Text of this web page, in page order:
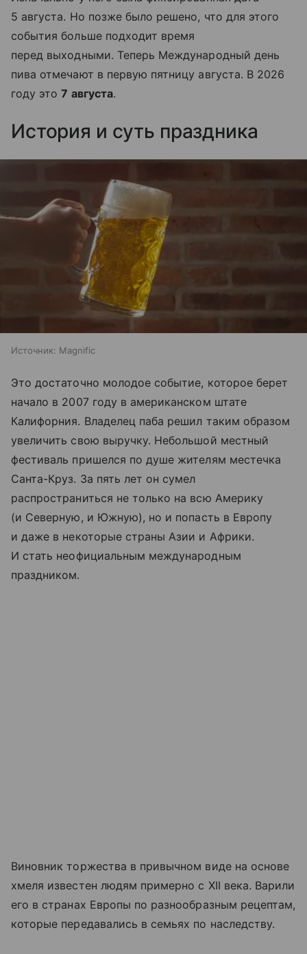
5 августа. Но позже было решено, что для этого
события больше подходит время
перед выходными. Теперь Международный день
пива отмечают в первую пятницу августа. В 2026
году это7 августа.
История и суть праздника
Источник: Magnific
Это достаточно молодое событие, которое берет
начало в 2007 году в американском штате
Калифорния. Владелец паба решил таким образом
увеличить свою выручку. Небольшой местный
фестиваль пришелся по душе жителям местечка
Санта-Круз. За пять лет он сумел
распространиться не только на всю Америку
(и Северную, и Южную), но и попасть в Европу
и даже в некоторые страны Азии и Африки.
И стать неофициальным международным
праздником.
Виновник торжества в привычном виде на основе
хмеля известен людям примерно с XII века. Варили
его в странах Европы по разнообразным рецептам,
которые передавались в семьях по наследству.